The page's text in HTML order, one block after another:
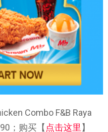
Combo F&B Raya
；购买【 点击这里 】